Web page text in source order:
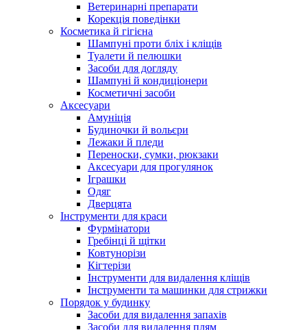
Ветеринарні препарати
Корекція поведінки
Косметика й гігієна
Шампуні проти бліх і кліщів
Туалети й пелюшки
Засоби для догляду
Шампуні й кондиціонери
Косметичні засоби
Аксесуари
Амуніція
Будиночки й вольєри
Лежаки й пледи
Переноски, сумки, рюкзаки
Аксесуари для прогулянок
Іграшки
Одяг
Дверцята
Інструменти для краси
Фурмінатори
Гребінці й щітки
Ковтунорізи
Кігтерізи
Інструменти для видалення кліщів
Інструменти та машинки для стрижки
Порядок у будинку
Засоби для видалення запахів
Засоби для видалення плям